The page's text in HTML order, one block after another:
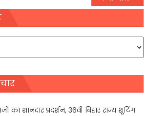
का शानदार प्रदर्शन, 36वीं बिहार राज्य शूटिंग